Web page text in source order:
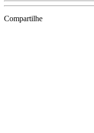
Compartilhe